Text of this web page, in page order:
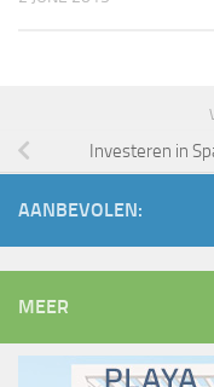
Investeren in
AANBEVOLEN:
MEER